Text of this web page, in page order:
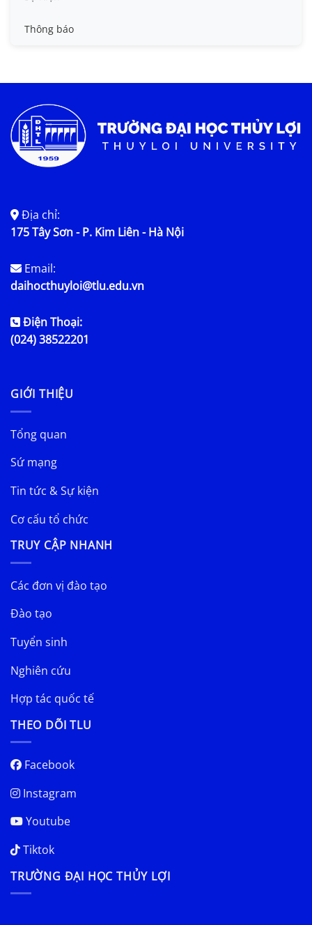
Tin đào tạo
Tin tức chung
Thông báo
Địa chỉ:
175 Tây Sơn - P. Kim Liên - Hà Nội
Email:
daihocthuyloi@tlu.edu.vn
Điện Thoại:
(024) 38522201
GIỚI THIỆU
Tổng quan
Sứ mạng
Tin tức & Sự kiện
Cơ cấu tổ chức
TRUY CẬP NHANH
Các đơn vị đào tạo
Đào tạo
Tuyển sinh
Nghiên cứu
Hợp tác quốc tế
THEO DÕI TLU
Facebook
Instagram
Youtube
Tiktok
TRƯỜNG ĐẠI HỌC THỦY LỢI